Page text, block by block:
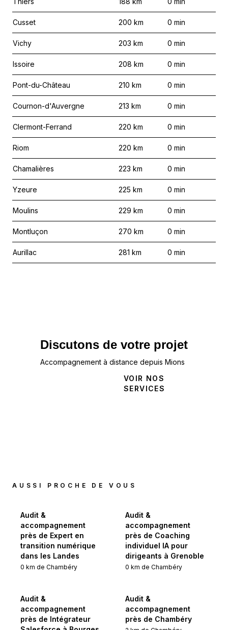
Cusset 200 km 0 min
Vichy 203 km 0 min
Issoire 208 km 0 min
Pont-du-Château 210 km 0 min
Cournon-d'Auvergne 213 km 0 min
Clermont-Ferrand 220 km 0 min
Riom 220 km 0 min
Chamalières 223 km 0 min
Yzeure 225 km 0 min
Moulins 229 km 0 min
Montluçon 270 km 0 min
Aurillac 281 km 0 min
Discutons de votre projet
Accompagnement à distance depuis Mions
VOIR NOS
SERVICES
AUSSI PROCHE DE VOUS
Audit &
accompagnement
près de Expert en
transition numérique
dans les Landes
0 km de Chambéry
Audit &
accompagnement
près de Coaching
individuel IA pour
dirigeants à Grenoble
0 km de Chambéry
Audit &
accompagnement
près de Intégrateur
Audit &
accompagnement
près de Chambéry